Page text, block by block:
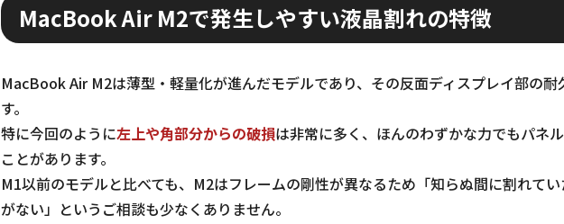
MacBook Air M2で発生しやすい液晶割れの特徴
MacBook Air M2は薄型・軽量化が進んだモデルであり、その反面ディスプレイ部の
す。
特に今回のように左上や角部分からの破損は非常に多く、ほんのわずかな力でもパネ
ことがあります。
M1以前のモデルと比べても、M2はフレームの剛性が異なるため「知らぬ間に割れて
がない」というご相談も少なくありません。